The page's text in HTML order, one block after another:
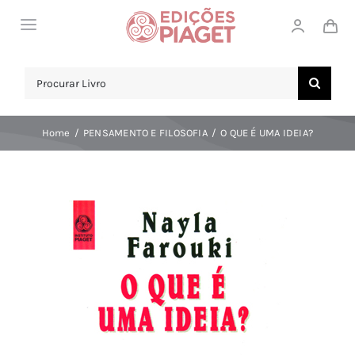
Toggle
COMPRAR!
Search
Home PENSAMENTO E FILOSOFIA O QUE É UMA IDEIA?